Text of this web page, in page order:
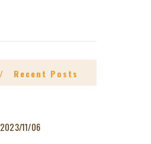
Recent Posts
2023/11/06